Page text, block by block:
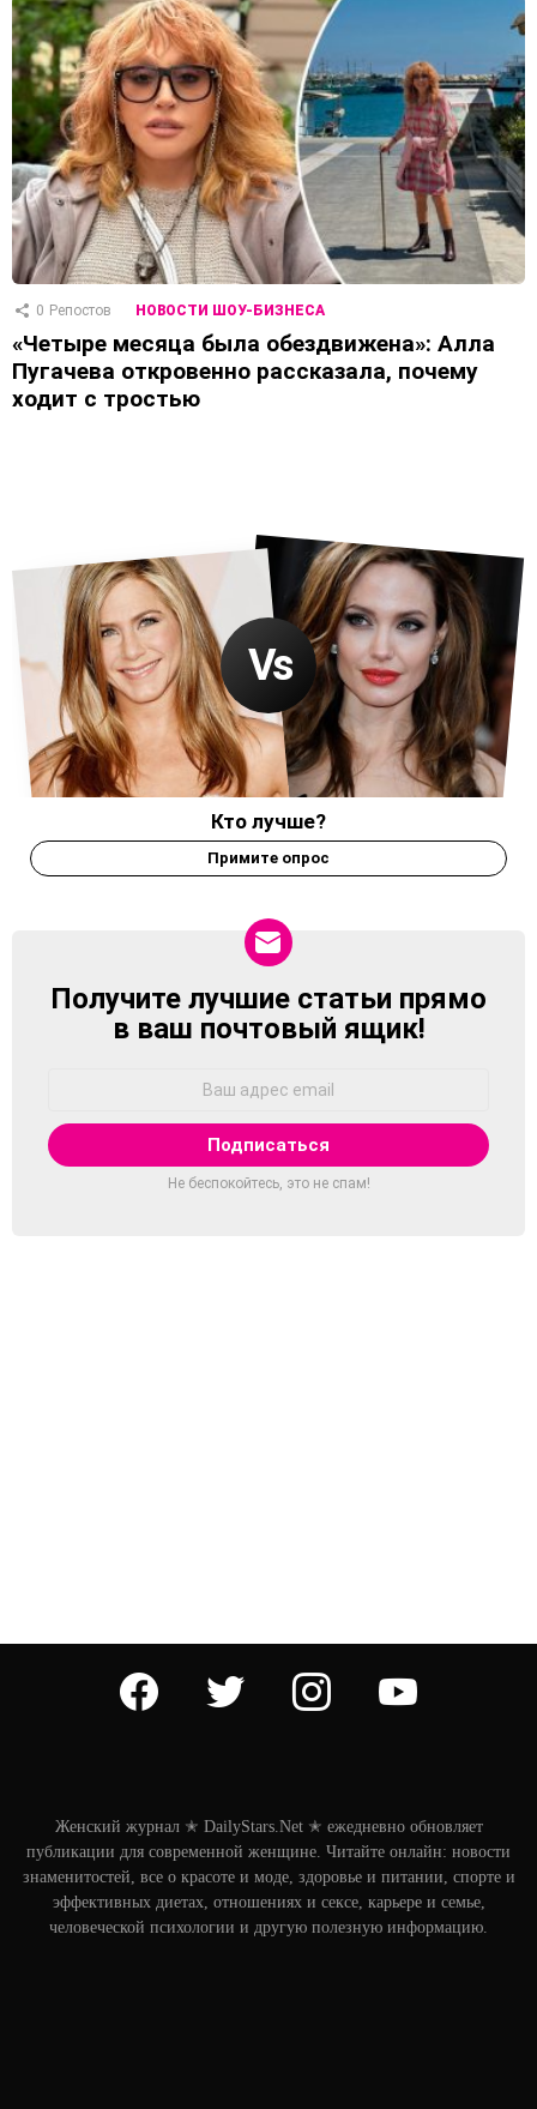
0 Репостов НОВОСТИ ШОУ-БИЗНЕСА
«Четыре месяца была обездвижена»: Алла
Пугачева откровенно рассказала, почему
ходит с тростью
Кто лучше?
Примите опрос
NEWSLETTER
Получите лучшие статьи прямо
в ваш почтовый ящик!
Не беспокойтесь, это не спам!
facebook twitter instagram
Женский журнал ✭ DailyStars.Net ✭ ежедневно обновляет
публикации для современной женщине. Читайте онлайн: новости
знаменитостей, все о красоте и моде, здоровье и питании, спорте и
эффективных диетах, отношениях и сексе, карьере и семье,
человеческой психологии и другую полезную информацию.